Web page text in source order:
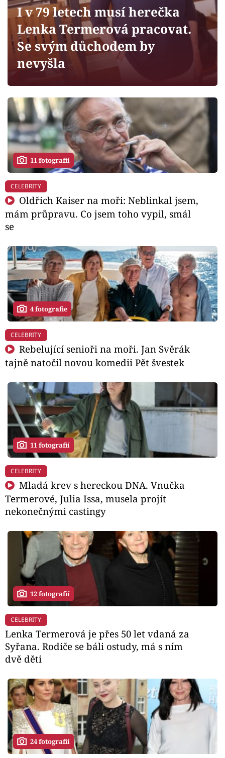
Sledujte prima+
Filmový festival Karlovy Vary
Mámy sobě
Přihlášení
Sledujte nás
I v 79 letech musí herečka
Lenka Termerová pracovat.
Se svým důchodem by
nevyšla
11 fotografií
CELEBRITY
Oldřich Kaiser na moři: Neblinkal jsem,
mám průpravu. Co jsem toho vypil, smál
se
4 fotografie
CELEBRITY
Rebelující senioři na moři. Jan Svěrák
tajně natočil novou komedii Pět švestek
11 fotografií
CELEBRITY
Mladá krev s hereckou DNA. Vnučka
Termerové, Julia Issa, musela projít
nekonečnými castingy
12 fotografií
CELEBRITY
Lenka Termerová je přes 50 let vdaná za
Syřana. Rodiče se báli ostudy, má s ním
dvě děti
24 fotografií